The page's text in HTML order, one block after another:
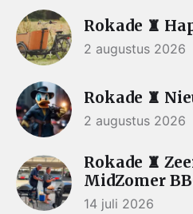
Rokade ♜
2 augustus 2026
Rokade ♜
2 augustus 2026
Rokade ♜
MidZomer
14 juli 2026